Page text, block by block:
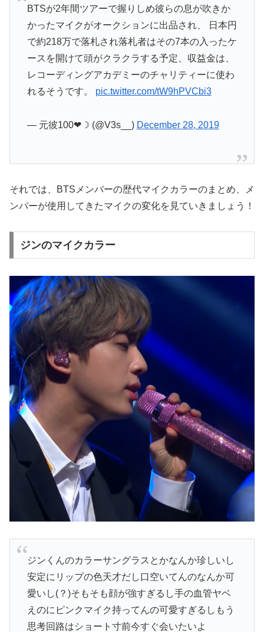
BTSが2年間ツアーで握りしめ彼らの息が吹きか
かったマイクがオークションに出品され、 日本円
で約218万で落札され落札者はその7本の入ったケ
ースを開けて頭がクラクラする予定、収益金は、
レコーディングアカデミーのチャリティーに使わ
れるそうです。 pic.twitter.com/tW9hPVCbi3
— 元彼100❤☽ (@V3s__) December 28, 2019
それでは、BTSメンバーの歴代マイクカラーのまとめ、メ
ンバーが使用してきたマイクの変化を見ていきましょう！
ジンのマイクカラー
ジンくんのカラーサングラスとかなんか珍しいし
安定にリップの色天才だし口空いてんのなんか可
愛いし(？)そもそも顔が強すぎるし手の血管ヤベ
えのにピンクマイク持ってんの可愛すぎるしもう
思考回路はショート寸前今すぐ会いたいよ